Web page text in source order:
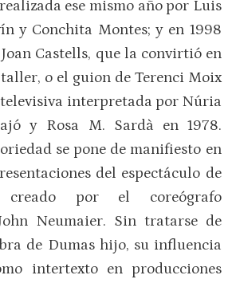
ese mismo año por Luis
y Conchita Montes; y en 1998
Castells, que la convirtió en
o el guion de Terenci Moix
interpretada por Núria
y Rosa M. Sardà en 1978.
se pone de manifiesto en
del espectáculo de
creado por el coreógrafo
Neumaier. Sin tratarse de
de Dumas hijo, su influencia
intertexto en producciones